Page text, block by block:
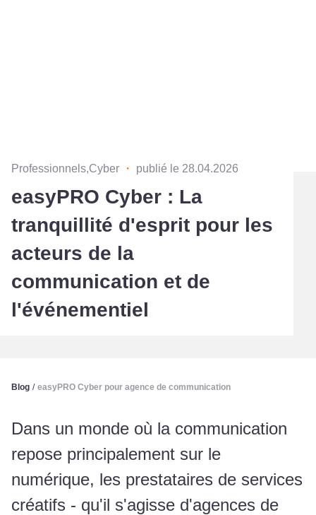
Professionnels,Cyber ・ publié le 28.04.2026
easyPRO Cyber : La
tranquillité d'esprit pour les
acteurs de la
communication et de
l'événementiel
Blog / easyPRO Cyber pour agence de communication
Dans un monde où la communication
repose principalement sur le
numérique, les prestataires de services
créatifs - qu'il s'agisse d'agences de